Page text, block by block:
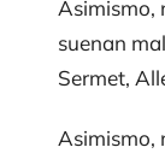
Asimismo,
suenan
Sermet,
Asimismo,